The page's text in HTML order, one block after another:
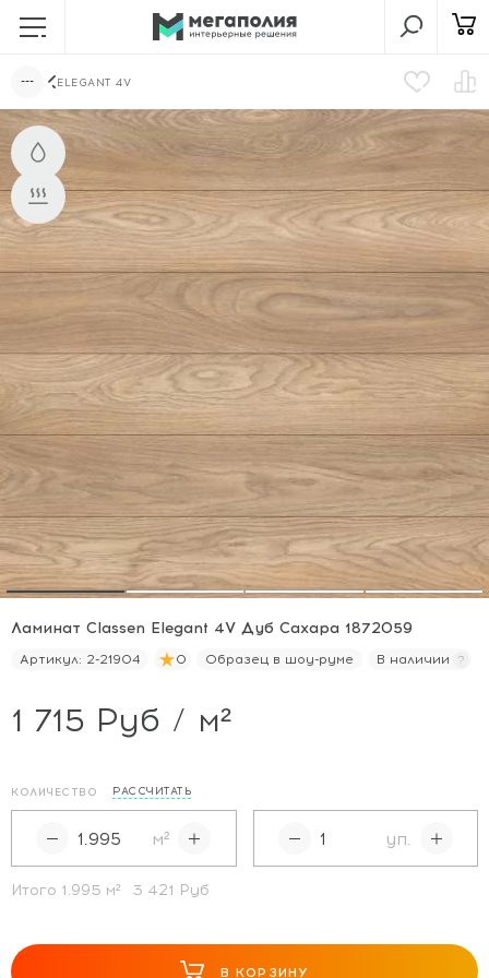
ELEGANT 4V
Ламинат Classen Elegant 4V Дуб Сахара 1872059
Артикул: 2-21904 0 Образец в шоу-руме В наличии
1 715 Руб / м²
КОЛИЧЕСТВО РАССЧИТАТЬ
м² уп.
Итого 1.995 м² 3 421 Руб
В КОРЗИНУ